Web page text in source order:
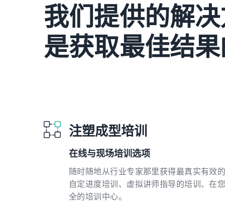
我们提供的解
是获取最佳结
注塑成型培训
在线与现场培训选项
随时随地从行业专家那里获得最真实有效
自定进度培训、虚拟讲师指导的培训、在
全的培训中心。